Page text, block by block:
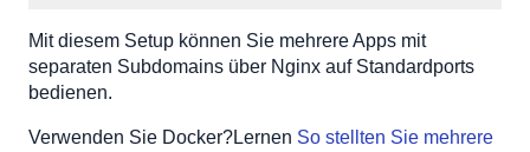
Mit diesem Setup können Sie mehrere Apps mit
separaten Subdomains über Nginx auf Standardports
bedienen.
Verwenden Sie Docker?Lernen So stellten Sie mehrere